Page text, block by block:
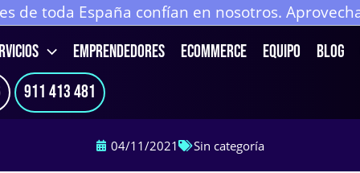
de toda España confían en nosotros.
EMPRENDEDORES ECOMMERCE Equipo Blog
911 413 481
04/11/2021 Sin categoría